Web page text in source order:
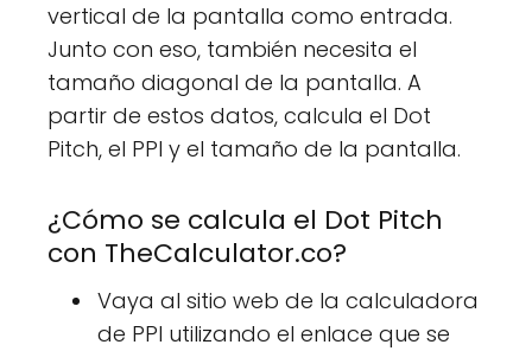
vertical de la pantalla como entrada.
Junto con eso, también necesita el
tamaño diagonal de la pantalla. A
partir de estos datos, calcula el Dot
Pitch, el PPI y el tamaño de la pantalla.
¿Cómo se calcula el Dot Pitch
con TheCalculator.co?
Vaya al sitio web de la calculadora
de PPI utilizando el enlace que se